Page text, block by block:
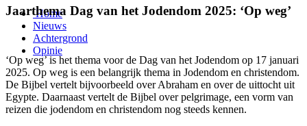
Home
Nieuws
Achtergrond
Opinie
Jaarthema Dag van het Jodendom 2025: ‘Op weg’
‘Op weg’ is het thema voor de Dag van het Jodendom op 17 januari
2025. Op weg is een belangrijk thema in Jodendom en christendom.
De Bijbel vertelt bijvoorbeeld over Abraham en over de uittocht uit
Egypte. Daarnaast vertelt de Bijbel over pelgrimage, een vorm van
reizen die jodendom en christendom nog steeds kennen.